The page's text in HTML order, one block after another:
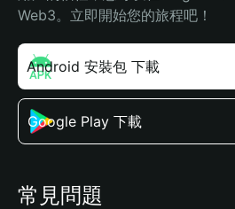
Web3。立即開始您的旅程吧！
Android 安裝包 下載
Google Play 下載
常見問題